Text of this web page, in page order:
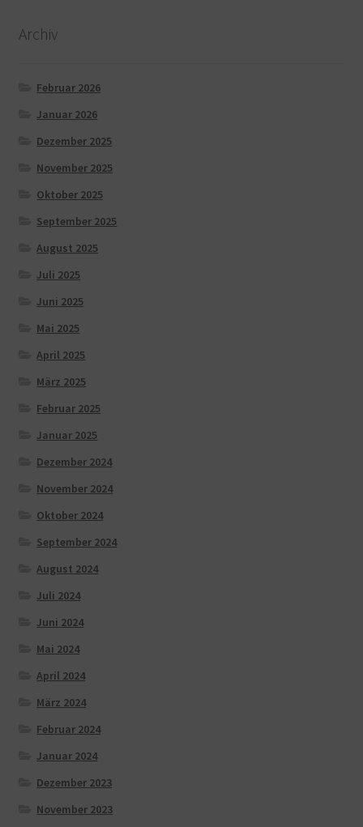
Archiv
Februar 2026
Januar 2026
Dezember 2025
November 2025
Oktober 2025
September 2025
August 2025
Juli 2025
Juni 2025
Mai 2025
April 2025
März 2025
Februar 2025
Januar 2025
Dezember 2024
November 2024
Oktober 2024
September 2024
August 2024
Juli 2024
Juni 2024
Mai 2024
April 2024
März 2024
Februar 2024
Januar 2024
Dezember 2023
November 2023